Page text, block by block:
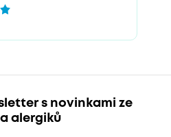
s novinkami ze
alergiků